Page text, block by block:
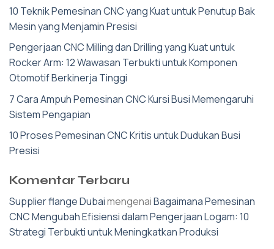
10 Teknik Pemesinan CNC yang Kuat untuk Penutup Bak
Mesin yang Menjamin Presisi
Pengerjaan CNC Milling dan Drilling yang Kuat untuk
Rocker Arm: 12 Wawasan Terbukti untuk Komponen
Otomotif Berkinerja Tinggi
7 Cara Ampuh Pemesinan CNC Kursi Busi Memengaruhi
Sistem Pengapian
10 Proses Pemesinan CNC Kritis untuk Dudukan Busi
Presisi
Komentar Terbaru
Supplier flange DubaimengenaiBagaimana Pemesinan
CNC Mengubah Efisiensi dalam Pengerjaan Logam: 10
Strategi Terbukti untuk Meningkatkan Produksi